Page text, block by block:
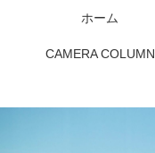
ホーム
CAMERA COLUMN